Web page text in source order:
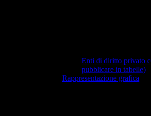
Enti di diritto privato
pubblicare in tabelle)
Rappresentazione grafica